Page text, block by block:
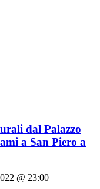
dal Palazzo
a San Piero a
@ 23:00